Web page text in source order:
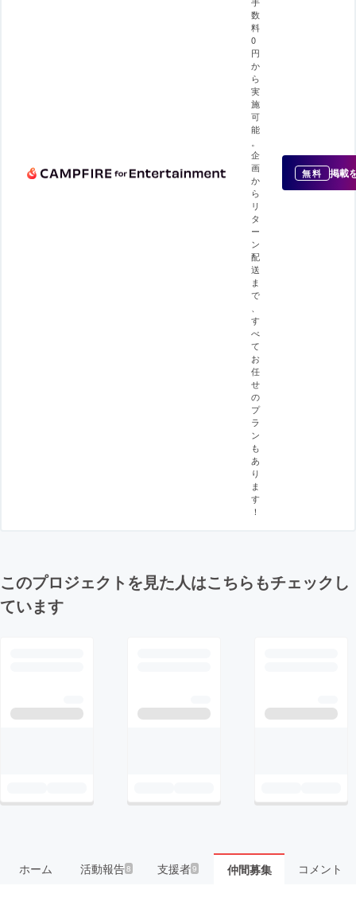
数
料
0
円
か
ら
実
施
可
能
。
企
画
か
ら
リ
タ
ー
ン
配
送
ま
で
、
す
べ
て
お
任
せ
の
プ
ラ
ン
も
あ
り
ま
す
！
無料 掲載
このプロジェクトを見た人はこちらもチェックし
ています
ホーム 活動報告8 支援者9 仲間募集 コメント